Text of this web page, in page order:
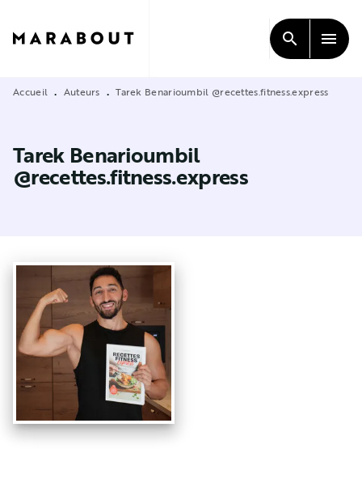
CONTENU
search menu
Accueil • Auteurs • Tarek Benarioumbil @recettes.fitness.express
Tarek Benarioumbil
@recettes.fitness.express